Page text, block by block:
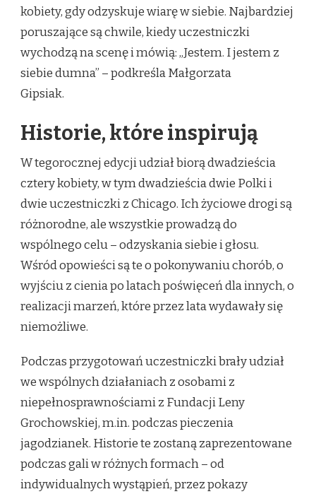
kobiety, gdy odzyskuje wiarę w siebie. Najbardziej
poruszające są chwile, kiedy uczestniczki
wychodzą na scenę i mówią: „Jestem. I jestem z
siebie dumna” – podkreśla Małgorzata
Gipsiak.
Historie, które inspirują
W tegorocznej edycji udział biorą dwadzieścia
cztery kobiety, w tym dwadzieścia dwie Polki i
dwie uczestniczki z Chicago. Ich życiowe drogi są
różnorodne, ale wszystkie prowadzą do
wspólnego celu – odzyskania siebie i głosu.
Wśród opowieści są te o pokonywaniu chorób, o
wyjściu z cienia po latach poświęceń dla innych, o
realizacji marzeń, które przez lata wydawały się
niemożliwe.
Podczas przygotowań uczestniczki brały udział
we wspólnych działaniach z osobami z
niepełnosprawnościami z Fundacji Leny
Grochowskiej, m.in. podczas pieczenia
jagodzianek. Historie te zostaną zaprezentowane
podczas gali w różnych formach – od
indywidualnych wystąpień, przez pokazy